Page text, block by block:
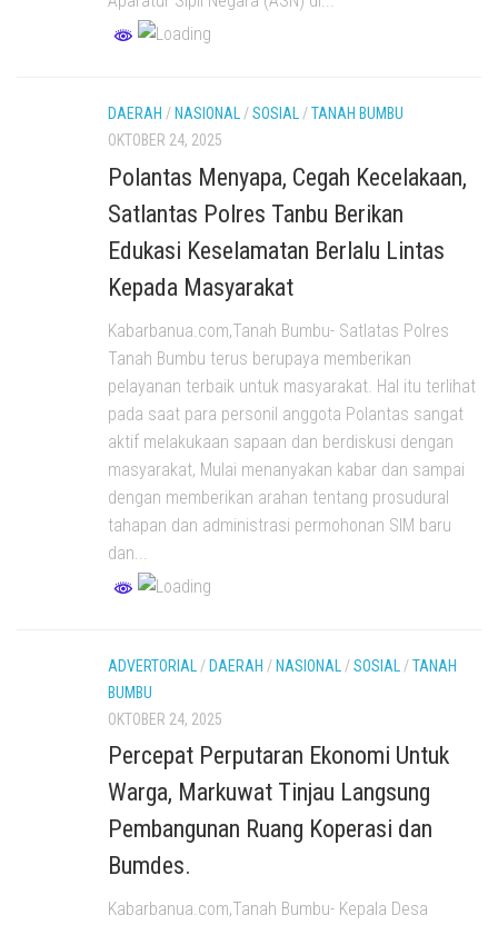
DAERAH / NASIONAL/SOSIAL/TANAH BUMBU
OKTOBER 24, 2025
Polantas Menyapa, Cegah Kecelakaan,
Satlantas Polres Tanbu Berikan
Edukasi Keselamatan Berlalu Lintas
Kepada Masyarakat
Kabarbanua.com,Tanah Bumbu- Satlatas Polres
Tanah Bumbu terus berupaya memberikan
pelayanan terbaik untuk masyarakat. Hal itu terlihat
pada saat para personil anggota Polantas sangat
aktif melakukaan sapaan dan berdiskusi dengan
masyarakat, Mulai menanyakan kabar dan sampai
dengan memberikan arahan tentang prosudural
tahapan dan administrasi permohonan SIM baru
dan...
ADVERTORIAL / DAERAH / NASIONAL /SOSIAL /TANAH
BUMBU
OKTOBER 24, 2025
Percepat Perputaran Ekonomi Untuk
Warga, Markuwat Tinjau Langsung
Pembangunan Ruang Koperasi dan
Bumdes.
Kabarbanua.com,Tanah Bumbu- Kepala Desa